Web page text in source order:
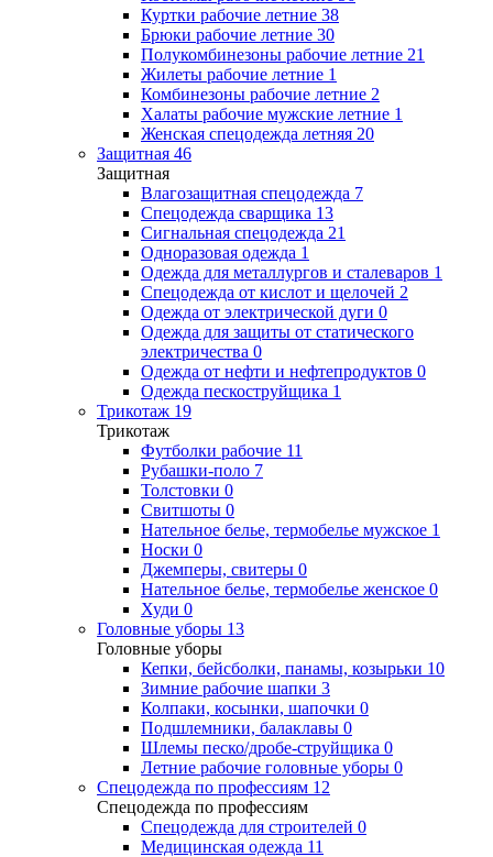
Куртки рабочие летние 38
Брюки рабочие летние 30
Полукомбинезоны рабочие летние 21
Жилеты рабочие летние 1
Комбинезоны рабочие летние 2
Халаты рабочие мужские летние 1
Женская спецодежда летняя 20
Защитная 46
Защитная
Влагозащитная спецодежда 7
Спецодежда сварщика 13
Сигнальная спецодежда 21
Одноразовая одежда 1
Одежда для металлургов и сталеваров 1
Спецодежда от кислот и щелочей 2
Одежда от электрической дуги 0
Одежда для защиты от статического
электричества 0
Одежда от нефти и нефтепродуктов 0
Одежда пескоструйщика 1
Трикотаж 19
Трикотаж
Футболки рабочие 11
Рубашки-поло 7
Толстовки 0
Свитшоты 0
Нательное белье, термобелье мужское 1
Носки 0
Джемперы, свитеры 0
Нательное белье, термобелье женское 0
Худи 0
Головные уборы 13
Головные уборы
Кепки, бейсболки, панамы, козырьки 10
Зимние рабочие шапки 3
Колпаки, косынки, шапочки 0
Подшлемники, балаклавы 0
Шлемы песко/дробе-струйщика 0
Летние рабочие головные уборы 0
Спецодежда по профессиям 12
Спецодежда по профессиям
Спецодежда для строителей 0
Медицинская одежда 11